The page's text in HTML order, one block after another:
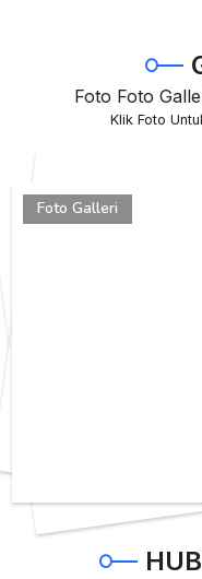
Foto Foto
Klik Foto
Foto Galleri